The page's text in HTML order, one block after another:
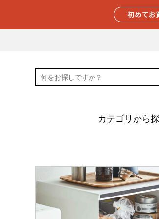
カテゴリから